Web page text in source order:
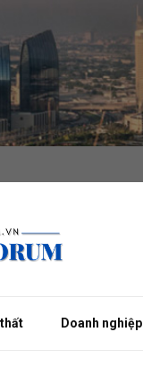
Doanh nghiệp